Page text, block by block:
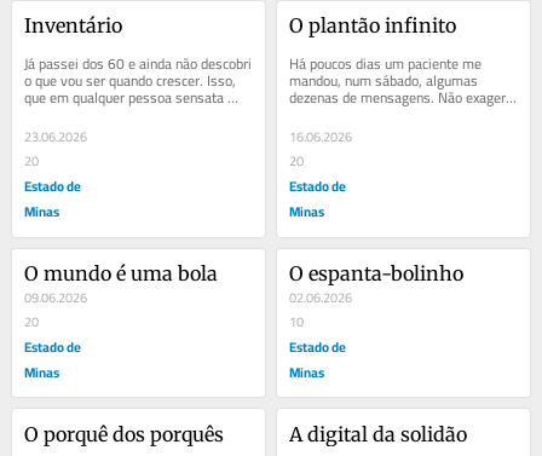
Inventário
Já passei dos 60 e ainda não descobri
o que vou ser quando crescer. Isso,
que em qualquer pessoa sensata
seria motivo de constrangimento, em
mim...
23.06.2026
20
Estado de
Minas
O plantão infinito
Há poucos dias um paciente me
mandou, num sábado, algumas
dezenas de mensagens. Não exagero:
dezenas, com a pontualidade de
quem dispara...
16.06.2026
20
Estado de
Minas
O mundo é uma bola
09.06.2026
20
Estado de
Minas
O espanta-bolinho
02.06.2026
10
Estado de
Minas
O porquê dos porquês A digital da solidão